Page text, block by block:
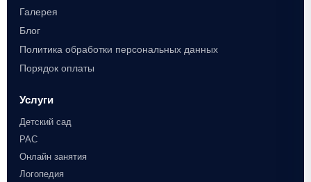
Галерея
Блог
Политика обработки персональных данных
Порядок оплаты
Услуги
Детский сад
РАС
Онлайн занятия
Логопедия